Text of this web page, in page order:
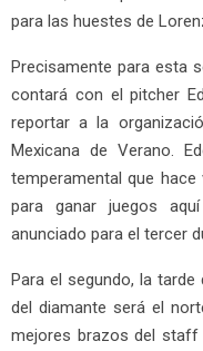
para las huestes de
Precisamente para esta
contará con el pitcher
reportar a la
Mexicana de Verano.
temperamental que hace
para ganar juegos
anunciado para el tercer
Para el segundo, la
del diamante será el
mejores brazos del staff